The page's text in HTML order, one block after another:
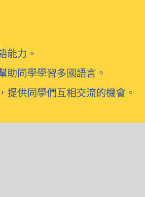
能力。
助同學學習多國語言。
提供同學們互相交流的機會。